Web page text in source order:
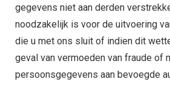
gegevens niet aan derden
noodzakelijk is voor de uitvoering
die u met ons sluit of indien dit
geval van vermoeden van fraude of
persoonsgegevens aan bevoegde